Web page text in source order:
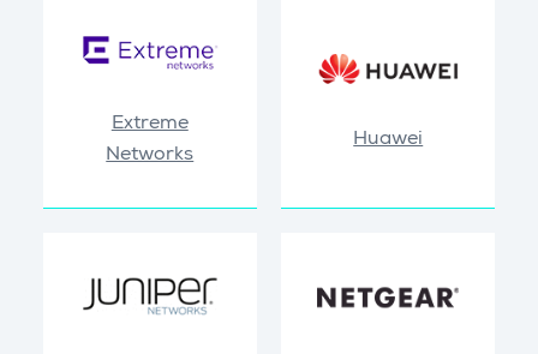
Extreme
Networks
Huawei